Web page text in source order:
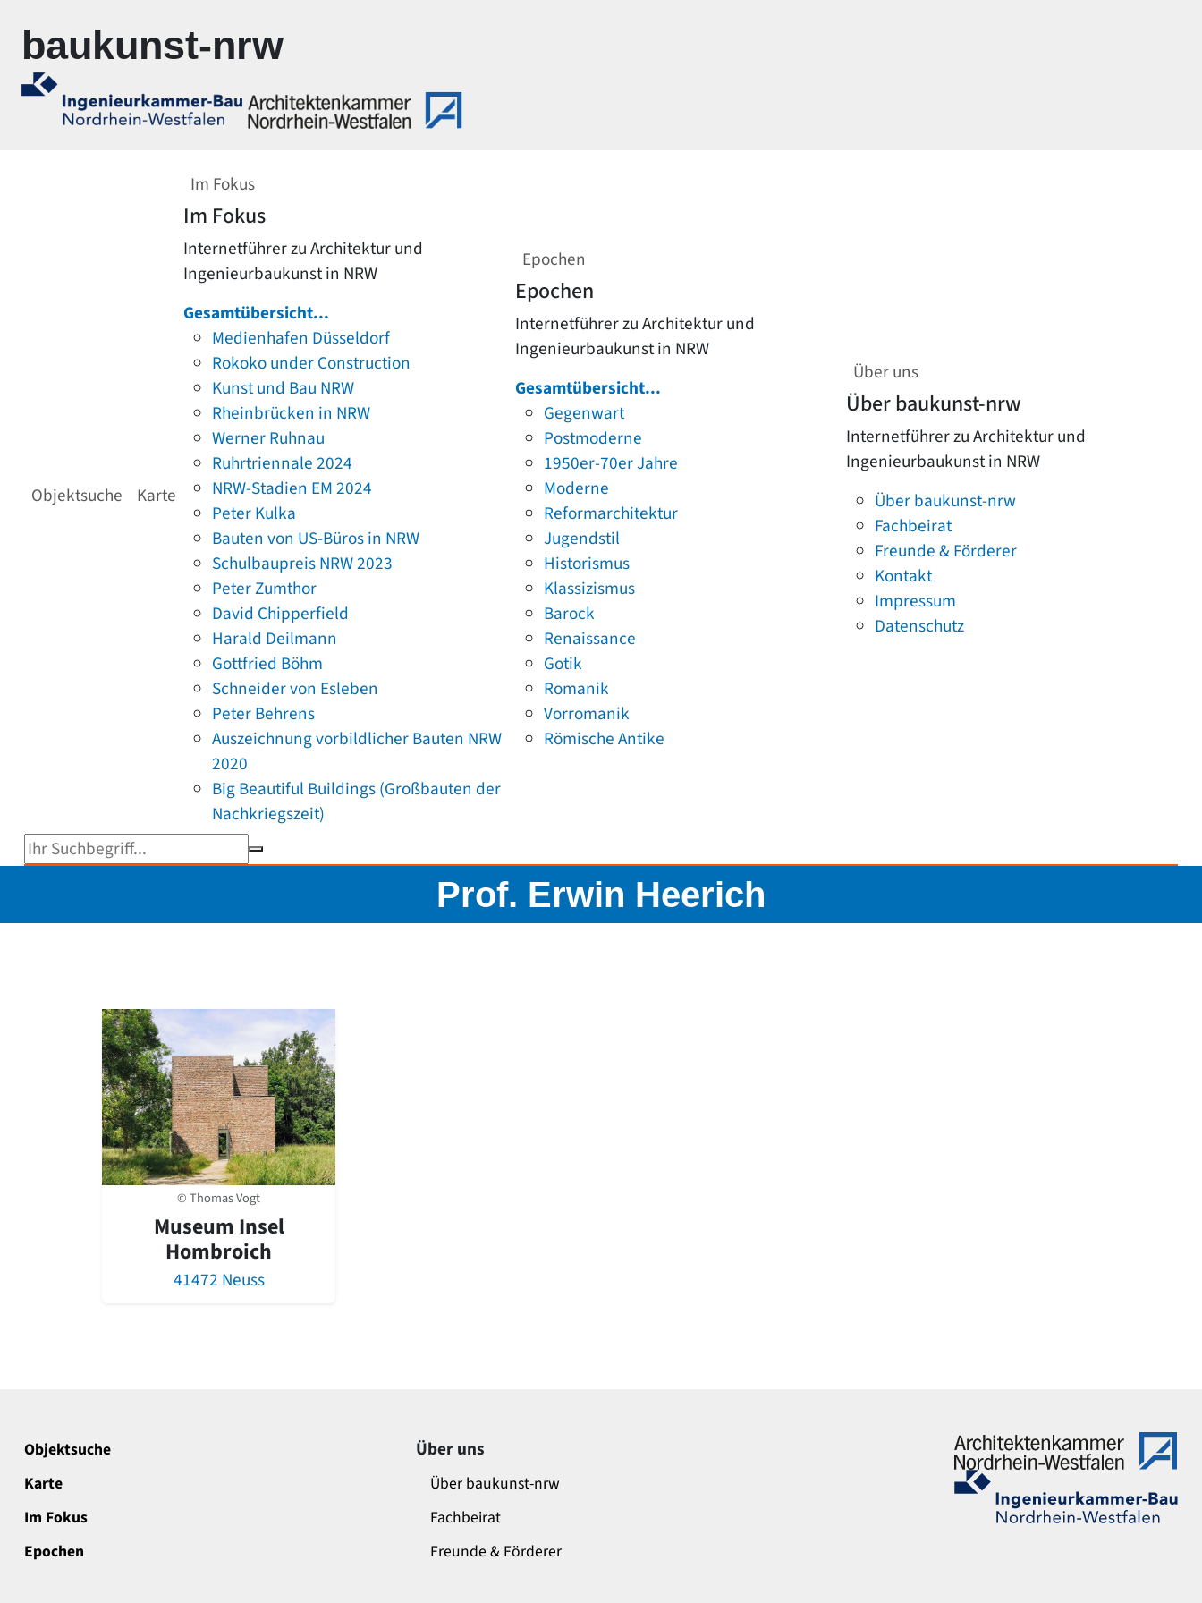
baukunst-nrw
Objektsuche Karte
Im Fokus
Im Fokus
Internetführer zu Architektur und
Ingenieurbaukunst in NRW
Gesamtübersicht...
Medienhafen Düsseldorf
Rokoko under Construction
Kunst und Bau NRW
Rheinbrücken in NRW
Werner Ruhnau
Ruhrtriennale 2024
NRW-Stadien EM 2024
Peter Kulka
Bauten von US-Büros in NRW
Schulbaupreis NRW 2023
Peter Zumthor
David Chipperfield
Harald Deilmann
Gottfried Böhm
Schneider von Esleben
Peter Behrens
Auszeichnung vorbildlicher Bauten NRW
2020
Big Beautiful Buildings (Großbauten der
Nachkriegszeit)
Epochen
Epochen
Internetführer zu Architektur und
Ingenieurbaukunst in NRW
Gesamtübersicht...
Gegenwart
Postmoderne
1950er-70er Jahre
Moderne
Reformarchitektur
Jugendstil
Historismus
Klassizismus
Barock
Renaissance
Gotik
Romanik
Vorromanik
Römische Antike
Über uns
Über baukunst-nrw
Internetführer zu Architektur und
Ingenieurbaukunst in NRW
Über baukunst-nrw
Fachbeirat
Freunde & Förderer
Kontakt
Impressum
Datenschutz
Suchbegriff eingeben
Prof. Erwin Heerich
© Thomas Vogt
Museum Insel
Hombroich
41472 Neuss
Objektsuche
Karte
Im Fokus
Epochen
Über uns
Über baukunst-nrw
Fachbeirat
Freunde & Förderer